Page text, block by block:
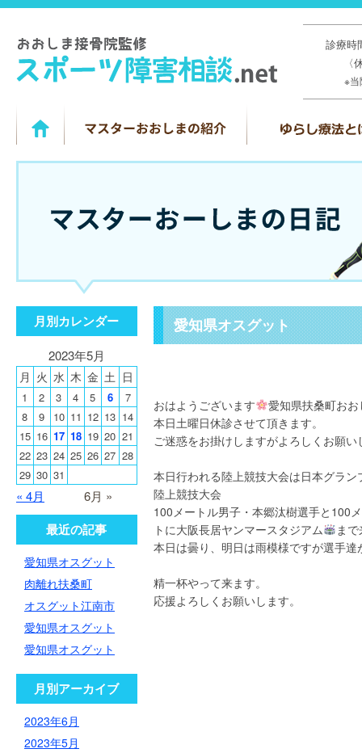
診療
※
愛知県オスグット
おはようございます
愛知県扶桑町お
本日土曜日休診させて頂きます。
ご迷惑をお掛けしますがよろしくお願い
本日行われる陸上競技大会は日本グラ
陸上競技大会
100メートル男子・本郷汰樹選手と100
トに大阪長居ヤンマースタジアム
ま
本日は曇り、明日は雨模様ですが選手
精一杯やって来ます。
応援よろしくお願いします。
月別カレンダー
2023年5月
月 火 水 木 金 土 日
« 4月 6月 »
1 2 3 4 5 6
7
8
9 10 11 12 13 14
15 16 17 18 19 20 21
22 23 24 25 26 27 28
29 30 31
最近の記事
愛知県オスグット
肉離れ扶桑町
オスグット江南市
愛知県オスグット
愛知県オスグット
月別アーカイブ
2023年6月
2023年5月